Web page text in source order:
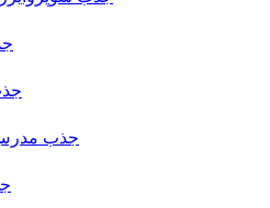
جذب مدرس